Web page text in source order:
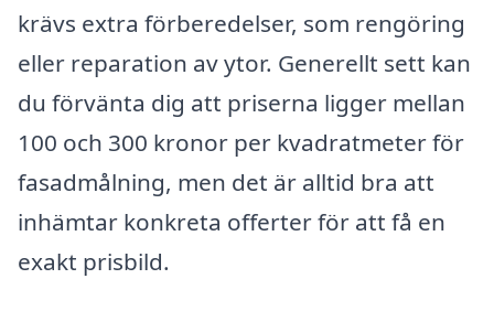
krävs extra förberedelser, som rengöring
eller reparation av ytor. Generellt sett kan
du förvänta dig att priserna ligger mellan
100 och 300 kronor per kvadratmeter för
fasadmålning, men det är alltid bra att
inhämtar konkreta offerter för att få en
exakt prisbild.